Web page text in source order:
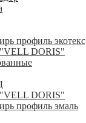
профиль экотекс
DORIS"
DORIS"
профиль эмаль